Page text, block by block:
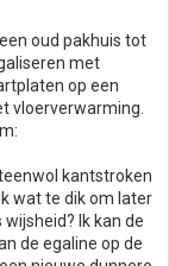
oud pakhuis tot
met
op een
vloerverwarming.
kantstroken
wat te dik om later
Ik kan de
de egaline op de